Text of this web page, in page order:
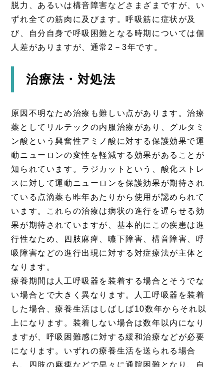
脱力、あるいは構音障害などさまざまですが、い
ずれ全ての筋肉に及びます。呼吸筋に症状が及
び、自分自身で呼吸困難となる時期については個
人差がありますが、通常2－3年です。
治療法・対処法
原因不明なため治療も難しい点があります。治療
薬としてリルテックの内服治療があり、グルタミ
ン酸という興奮性アミノ酸に対する保護効果で運
動ニューロンの変性を軽減する効果があることが
知られています。ラジカットという、酸化ストレ
スに対して運動ニューロンを保護効果が期待され
ている点滴薬も昨年あたりから使用が認められて
います。これらの治療は病状の進行を遅らせる効
果が期待されていますが、基本的にこの疾患は進
行性なため、四肢麻痺、嚥下障害、構音障害、呼
吸障害などの進行出現に対する対症療法が主体と
なります。
療養期間は人工呼吸器を装着する場合とそうでな
い場合とで大きく異なります。人工呼吸器を装着
した場合、療養生活はしばしば10数年からそれ以
上になります。装着しない場合は数年以内になり
ますが、呼吸困難感に対する緩和治療などが必要
になります。いずれの療養生活を送られる場合
も、四肢の麻痺などで早々に通院困難となり、自